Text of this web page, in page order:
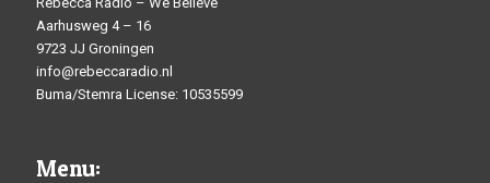
Aarhusweg 4 – 16
9723 JJ Groningen
info@rebeccaradio.nl
Buma/Stemra License: 10535599
Menu: